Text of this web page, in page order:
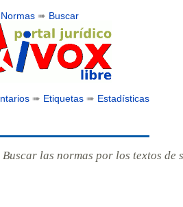
Normas ➠ Buscar
➠ Etiquetas➠ Estadísticas
Buscar las normas por los textos de